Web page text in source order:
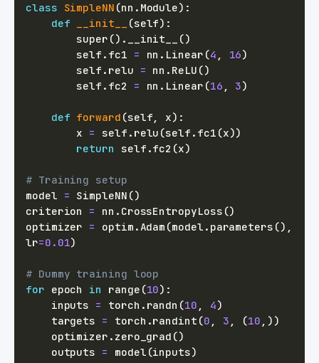
class SimpleNN (nn . Module) :
def
__init__ (self) :
super () . __init__ ()
        self
. fc1 = nn . Linear (4 , 16)
        self
. relu = nn . ReLU ()
        self
. fc2 = nn . Linear (16 , 3)
def forward (self, x) :
        x
= self . relu (self . fc1 (x))
return
self .fc2 (x)
# Training setup
model = SimpleNN ()
criterion = nn . CrossEntropyLoss ()
optimizer = optim .Adam (model . parameters () ,
lr=0.01)
# Dummy training loop
for epoch in range (10) :
    inputs
= torch . randn (10 , 4)
    targets
= torch .randint (0 , 3 , (10 , ) )
    optimizer
. zero_grad ()
    outputs
= model (inputs)